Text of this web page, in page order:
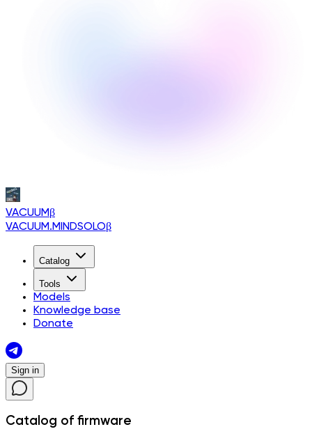
VACUUMβ
VACUUM.MINDSOLOβ
Catalog
Tools
Models
Knowledge base
Donate
Sign in
Catalog of firmware